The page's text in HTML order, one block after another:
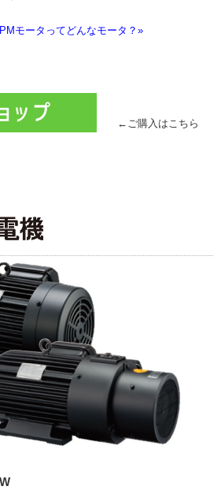
モータってどんなモータ？»
←ご購入はこちら